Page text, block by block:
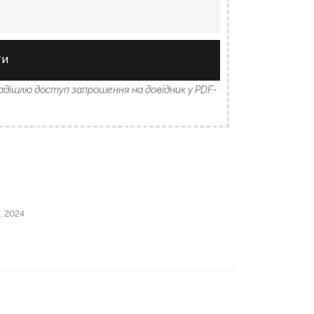
доступ запрошення на довідник у PDF-
2024